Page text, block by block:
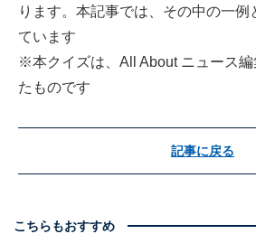
ります。本記事では、その中の一例
ています
※本クイズは、All About ニュース
たものです
記事に戻る
こちらもおすすめ